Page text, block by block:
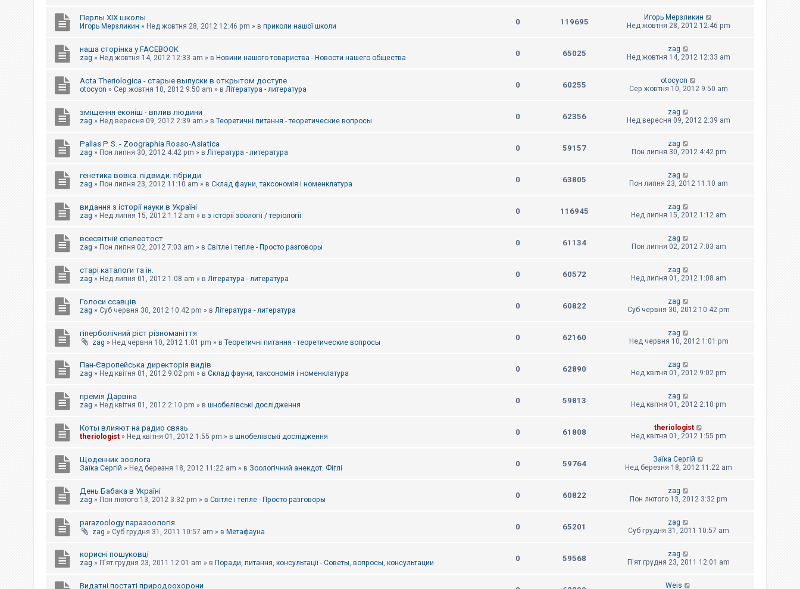
Перлы ХІХ школы
Игорь Мерзликин » Нед жовтня 28, 2012 12:46 pm » в приколи нашої школи 0 119695
Игорь Мерзликин
Нед жовтня 28, 2012 12:46 pm
наша сторінка у FACEBOOK
zag » Нед жовтня 14, 2012 12:33 am » в Новини нашого товариства - Новости нашего общества 0 65025
zag
Нед жовтня 14, 2012 12:33 am
Acta Theriologica - старые выпуски в открытом доступе
otocyon » Сер жовтня 10, 2012 9:50 am » в Література - литература 0 60255
otocyon
Сер жовтня 10, 2012 9:50 am
зміщення еконіш - вплив людини
zag » Нед вересня 09, 2012 2:39 am » в Теоретичні питання - теоретические вопросы 0 62356
zag
Нед вересня 09, 2012 2:39 am
Pallas P. S. - Zoographia Rosso-Asiatica
zag » Пон липня 30, 2012 4:42 pm » в Література - литература 0 59157
zag
Пон липня 30, 2012 4:42 pm
генетика вовка. підвиди. гібриди
zag » Пон липня 23, 2012 11:10 am » в Склад фауни, таксономія і номенклатура 0 63805
zag
Пон липня 23, 2012 11:10 am
видання з історії науки в Україні
zag » Нед липня 15, 2012 1:12 am » в з історії зоології / теріології 0 116945
zag
Нед липня 15, 2012 1:12 am
всесвітній спелеотост
zag » Пон липня 02, 2012 7:03 am » в Світле і тепле - Просто разговоры 0 61134
zag
Пон липня 02, 2012 7:03 am
старі каталоги та ін.
zag » Нед липня 01, 2012 1:08 am » в Література - литература 0 60572
zag
Нед липня 01, 2012 1:08 am
Голоси ссавців
zag » Суб червня 30, 2012 10:42 pm » в Література - литература 0 60822
zag
Суб червня 30, 2012 10:42 pm
гіперболічний ріст різноманіття
zag » Нед червня 10, 2012 1:01 pm » в Теоретичні питання - теоретические вопросы
0 62160
zag
Нед червня 10, 2012 1:01 pm
Пан-Європейська директорія видів
zag » Нед квітня 01, 2012 9:02 pm » в Склад фауни, таксономія і номенклатура 0 62890
zag
Нед квітня 01, 2012 9:02 pm
премія Дарвіна
zag » Нед квітня 01, 2012 2:10 pm » в шнобелівські дослідження 0 59813
zag
Нед квітня 01, 2012 2:10 pm
Коты влияют на радио связь
theriologist » Нед квітня 01, 2012 1:55 pm » в шнобелівські дослідження 0 61808
theriologist
Нед квітня 01, 2012 1:55 pm
Щоденник зоолога
Заїка Сергій » Нед березня 18, 2012 11:22 am » в Зоологічний анекдот. Фіглі 0 59764
Заїка Сергій
Нед березня 18, 2012 11:22 am
День Бабака в Україні
zag » Пон лютого 13, 2012 3:32 pm » в Світле і тепле - Просто разговоры 0 60822
zag
Пон лютого 13, 2012 3:32 pm
parazoology паразоологія
zag » Суб грудня 31, 2011 10:57 am » в Метафауна
0 65201
zag
Суб грудня 31, 2011 10:57 am
корисні пошуковці
zag » П'ят грудня 23, 2011 12:01 am » в Поради, питання, консультації - Советы, вопросы, консультации 0 59568
zag
П'ят грудня 23, 2011 12:01 am
Видатні постаті природоохорони
Weis